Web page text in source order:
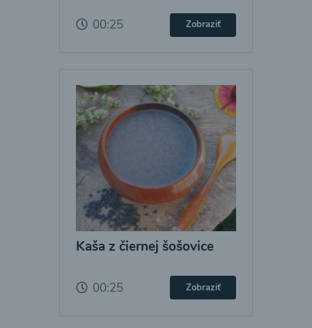
00:25 Zobraziť
Kaša z čiernej šošovice
00:25 Zobraziť